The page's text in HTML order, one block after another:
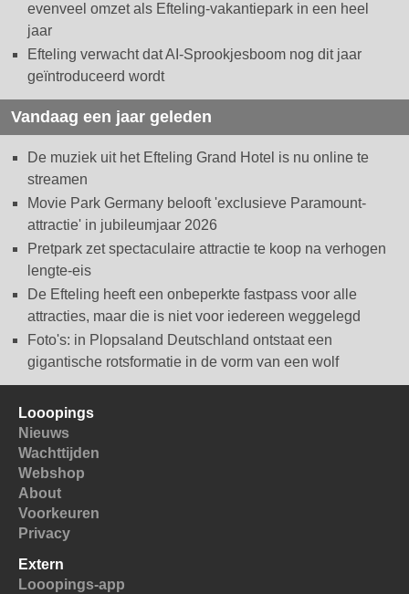
evenveel omzet als Efteling-vakantiepark in een heel
jaar
Efteling verwacht dat AI-Sprookjesboom nog dit jaar
geïntroduceerd wordt
Vandaag een jaar geleden
De muziek uit het Efteling Grand Hotel is nu online te
streamen
Movie Park Germany belooft 'exclusieve Paramount-
attractie' in jubileumjaar 2026
Pretpark zet spectaculaire attractie te koop na verhogen
lengte-eis
De Efteling heeft een onbeperkte fastpass voor alle
attracties, maar die is niet voor iedereen weggelegd
Foto's: in Plopsaland Deutschland ontstaat een
gigantische rotsformatie in de vorm van een wolf
Looopings
Nieuws
Wachttijden
Webshop
About
Voorkeuren
Privacy
Extern
Looopings-app